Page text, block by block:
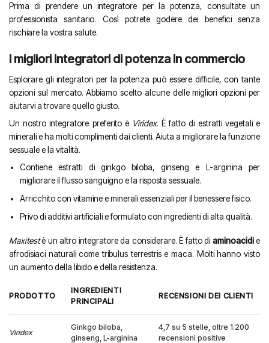
Prima di prendere un integratore per la potenza, consultate un
professionista sanitario. Così potrete godere dei benefici senza
rischiare la vostra salute.
I migliori integratori di potenza in commercio
Esplorare gli integratori per la potenza può essere difficile, con tante
opzioni sul mercato. Abbiamo scelto alcune delle migliori opzioni per
aiutarvi a trovare quello giusto.
Un nostro integratore preferito è Viridex. È fatto di estratti vegetali e
minerali e ha molti complimenti dai clienti. Aiuta a migliorare la funzione
sessuale e la vitalità.
Contiene estratti di ginkgo biloba, ginseng e L-arginina per
migliorare il flusso sanguigno e la risposta sessuale.
Arricchito con vitamine e minerali essenziali per il benessere fisico.
Privo di additivi artificiali e formulato con ingredienti di alta qualità.
Maxitestè un altro integratore da considerare. È fatto di aminoacidie
afrodisiaci naturali come tribulus terrestris e maca. Molti hanno visto
un aumento della libido e della resistenza.
PRODOTTO
INGREDIENTI
PRINCIPALI
RECENSIONI DEI CLIENTI
Viridex
Ginkgo biloba,
ginseng, L-arginina
4,7 su 5 stelle, oltre 1.200
recensioni positive